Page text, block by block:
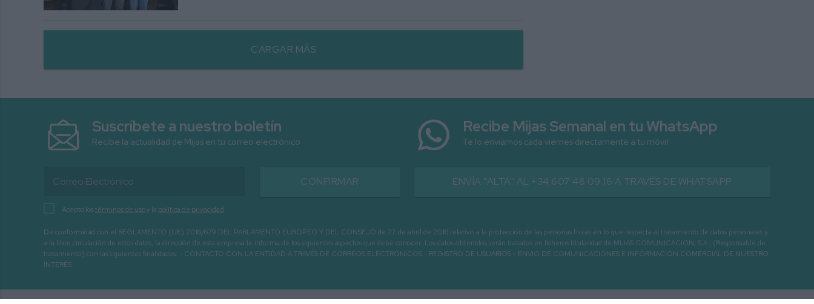
CARGAR MÁS
Suscríbete a nuestro boletín
Recibe la actualidad de Mijas en tu correo electrónico
CONFIRMAR
Acepto lostérminos de usoy la política de privacidad
Recibe Mijas Semanal en tu WhatsApp
Te lo enviamos cada viernes directamente a tu móvil
ENVÍA "ALTA" AL +34 607 48 09 16 A TRAVÉS DE WHATSAPP
De conformidad con el REGLAMENTO (UE) 2016/679 DEL PARLAMENTO EUROPEO Y DEL CONSEJO de 27 de abril de 2016 relativo a la protección de las personas físicas en lo que respecta al tratamiento de datos personales y
a la libre circulación de estos datos, la dirección de esta empresa le informa de los siguientes aspectos que debe conocer: Los datos obtenidos serán tratados en ficheros titularidad de MIJAS COMUNICACIÓN, S.A., (Responsable de
tratamiento) con las siguientes finalidades: - CONTACTO CON LA ENTIDAD A TRAVÉS DE CORREOS ELECTRÓNICOS - REGISTRO DE USUARIOS - ENVIO DE COMUNICACIONES E INFORMACIÓN COMERCIAL DE NUESTRO
INTERÉS.